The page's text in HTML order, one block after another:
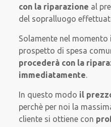
con la riparazione al
del sopralluogo
Solamente nel
prospetto di spesa
procederà con la
immediatamente.
In questo modo il
perchè per noi la
cliente si ottiene con